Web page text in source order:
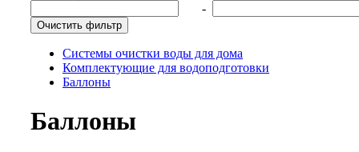
-
Очистить фильтр
Системы очистки воды для дома
Комплектующие для водоподготовки
Баллоны
Баллоны